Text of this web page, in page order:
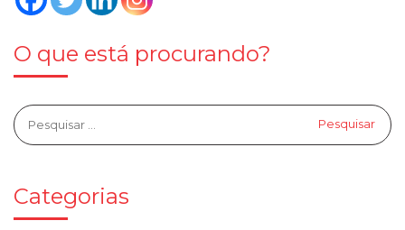
O que está procurando?
Categorias